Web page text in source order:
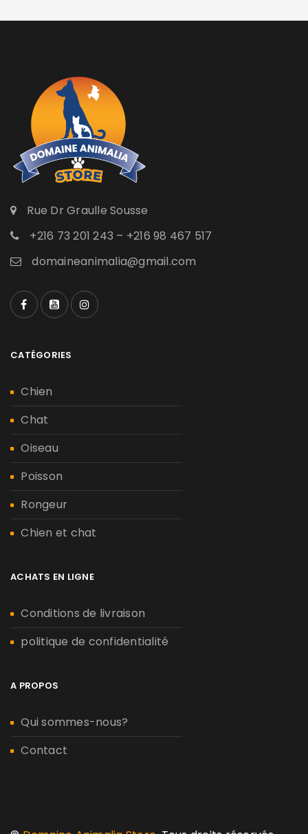
Rue Dr Graulle Sousse
+216 73 201 243 – +216 98 467 517
domaineanimalia@gmail.com
CATÉGORIES
Chien
Chat
Oiseau
Poisson
Rongeur
Chien et chat
ACHATS EN LIGNE
Conditions de livraison
politique de confidentialité
A PROPOS
Qui sommes-nous?
Contact